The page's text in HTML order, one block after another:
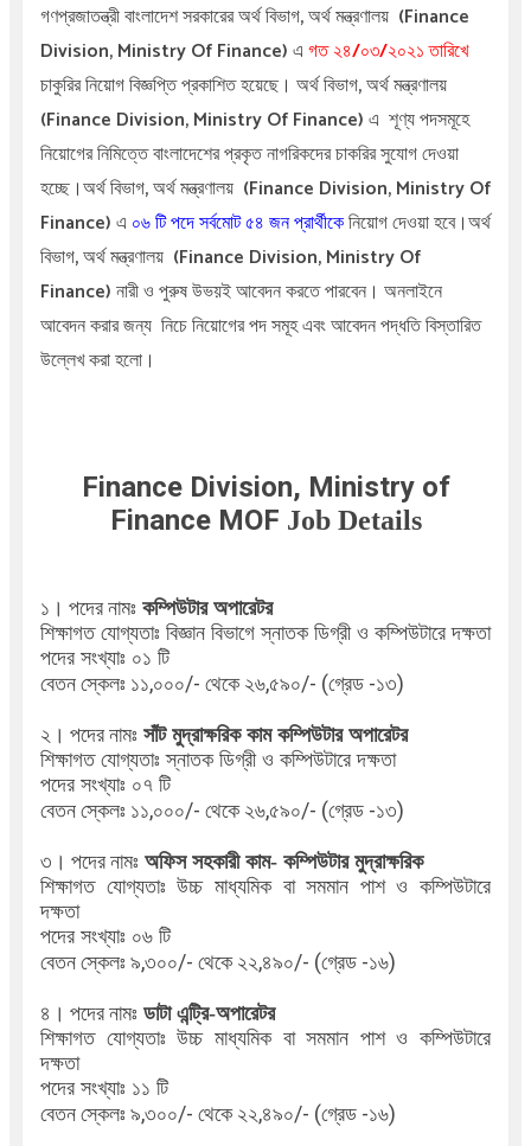
গণপ্রজাতন্ত্রী বাংলাদেশ সরকারেরঅর্থ বিভাগ,অর্থ মন্ত্রণালয় (Finance
Division, Ministry Of Finance) এগত২৪/০৩/২০২১ তারিখে
চাকুরির নিয়োগ বিজ্ঞপ্তি প্রকাশিত হয়েছে। অর্থ বিভাগ,অর্থ মন্ত্রণালয়
(Finance Division, Ministry Of Finance)এ শূণ্য পদসমূহে
নিয়োগের নিমিত্তে বাংলাদেশের প্রকৃত নাগরিকদের চাকরির সুযোগ দেওয়া
হচ্ছে।অর্থ বিভাগ,অর্থ মন্ত্রণালয় (Finance Division, Ministry Of
Finance)এ ০৬টি পদে সর্বমোট ৫৪ জন প্রার্থীকেনিয়োগ দেওয়া হবে।অর্থ
বিভাগ,অর্থ মন্ত্রণালয় (Finance Division, Ministry Of
Finance)নারী ও পুরুষ উভয়ই আবেদন করতে পারবেন। অনলাইনে
আবেদন করার জন্য নিচে নিয়োগের পদ সমূহ এবং আবেদন পদ্ধতি বিস্তারিত
উল্লেখ করা হলো।
Finance Division, Ministry of
Finance MOF Job Details
১। পদের নামঃ কম্পিউটার অপারেটর
শিক্ষাগত যোগ্যতাঃ বিজ্ঞান বিভাগে স্নাতক ডিগ্রী ও কম্পিউটারে দক্ষতা
পদের সংখ্যাঃ ০১ টি
বেতন স্কেলঃ ১১,০০০/- থেকে ২৬,৫৯০/- (গ্রেড -১৩)
২। পদের নামঃ সাঁট মুদ্রাক্ষরিক কাম কম্পিউটার অপারেটর
শিক্ষাগত যোগ্যতাঃস্নাতক ডিগ্রী ও কম্পিউটারে দক্ষতা
পদের সংখ্যাঃ ০৭ টি
বেতন স্কেলঃ ১১,০০০/- থেকে ২৬,৫৯০/- (গ্রেড -১৩)
৩। পদের নামঃ অফিস সহকারী কাম- কম্পিউটার মুদ্রাক্ষরিক
শিক্ষাগত যোগ্যতাঃউচ্চ মাধ্যমিক বা সমমান পাশ ও কম্পিউটারে
দক্ষতা
পদের সংখ্যাঃ ০৬ টি
বেতন স্কেলঃ ৯,৩০০/- থেকে ২২,৪৯০/- (গ্রেড -১৬)
৪। পদের নামঃ ডাটা এন্ট্রি-অপারেটর
শিক্ষাগত যোগ্যতাঃ উচ্চ মাধ্যমিক বা সমমান পাশ ও কম্পিউটারে
দক্ষতা
পদের সংখ্যাঃ ১১ টি
বেতন স্কেলঃ ৯,৩০০/- থেকে ২২,৪৯০/- (গ্রেড -১৬)